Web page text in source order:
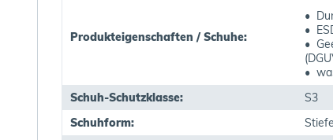
Produkteigenschaften / Schuhe:
•
•
•
•
Schuh-Schutzklasse:
S3
Schuhform: